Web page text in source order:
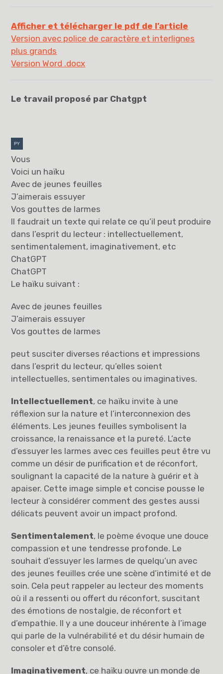
Afficher et télécharger le pdf de l’article
Version avec police de caractère et interlignes
plus grands
Version Word .docx
Le travail proposé par Chatgpt
Vous
Voici un haïku
Avec de jeunes feuilles
J’aimerais essuyer
Vos gouttes de larmes
Il faudrait un texte qui relate ce qu’il peut produire
dans l’esprit du lecteur : intellectuellement,
sentimentalement, imaginativement, etc
ChatGPT
ChatGPT
Le haïku suivant :
Avec de jeunes feuilles
J’aimerais essuyer
Vos gouttes de larmes
peut susciter diverses réactions et impressions
dans l’esprit du lecteur, qu’elles soient
intellectuelles, sentimentales ou imaginatives.
Intellectuellement, ce haïku invite à une
réflexion sur la nature et l’interconnexion des
éléments. Les jeunes feuilles symbolisent la
croissance, la renaissance et la pureté. L’acte
d’essuyer les larmes avec ces feuilles peut être vu
comme un désir de purification et de réconfort,
soulignant la capacité de la nature à guérir et à
apaiser. Cette image simple et concise pousse le
lecteur à considérer comment des gestes aussi
délicats peuvent avoir un impact profond.
Sentimentalement, le poème évoque une douce
compassion et une tendresse profonde. Le
souhait d’essuyer les larmes de quelqu’un avec
des jeunes feuilles crée une scène d’intimité et de
soin. Cela peut rappeler au lecteur des moments
où il a ressenti ou offert du réconfort, suscitant
des émotions de nostalgie, de réconfort et
d’empathie. Il y a une douceur inhérente à l’image
qui parle de la vulnérabilité et du désir humain de
consoler et d’être consolé.
Imaginativement, ce haïku ouvre un monde de